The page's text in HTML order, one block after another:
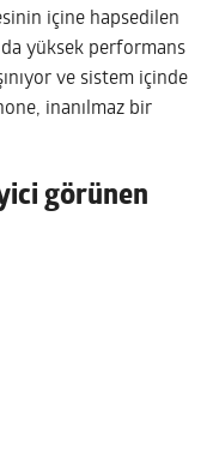
içine hapsedilen
da yüksek performans
ve sistem içinde
inanılmaz bir
görünen